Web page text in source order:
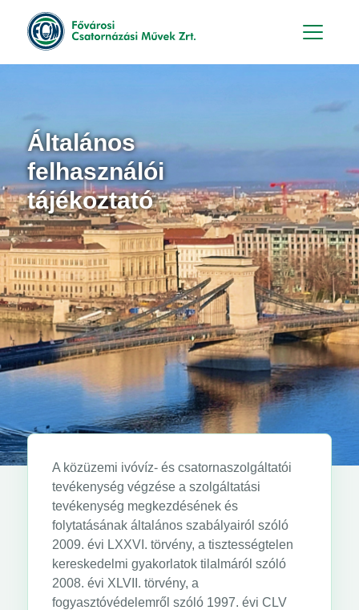
Általános
felhasználói
tájékoztató
A közüzemi ivóvíz- és csatornaszolgáltatói
tevékenység végzése a szolgáltatási
tevékenység megkezdésének és
folytatásának általános szabályairól szóló
2009. évi LXXVI. törvény, a tisztességtelen
kereskedelmi gyakorlatok tilalmáról szóló
2008. évi XLVII. törvény, a
fogyasztóvédelemről szóló 1997. évi CLV